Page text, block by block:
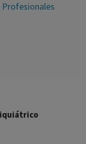
Profesionales